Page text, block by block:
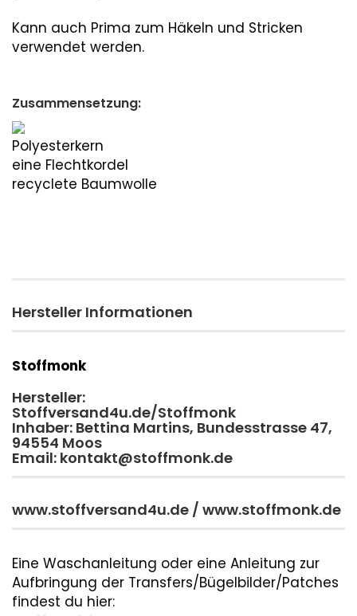
Kann auch Prima zum Häkeln und Stricken
verwendet werden.
Zusammensetzung:
Polyesterkern
eine Flechtkordel
recyclete Baumwolle
Hersteller Informationen
Stoffmonk
Hersteller:
Stoffversand4u.de/Stoffmonk
Inhaber: Bettina Martins, Bundesstrasse 47,
94554 Moos
Email: kontakt@stoffmonk.de
www.stoffversand4u.de / www.stoffmonk.de
Eine Waschanleitung oder eine Anleitung zur
Aufbringung der Transfers/Bügelbilder/Patches
findest du hier: